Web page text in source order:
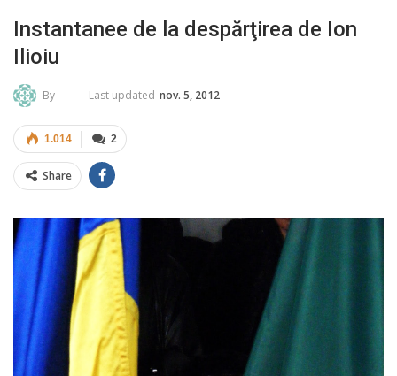
Instantanee de la despărţirea de Ion
Ilioiu
By Last updated nov. 5, 2012
2
1.014
Share